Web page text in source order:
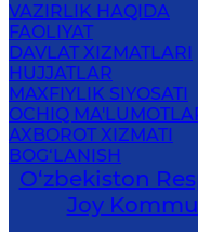
VAZIRLIK HAQIDA
FAOLIYAT
DAVLAT XIZMATLARI
HUJJATLAR
MAXFIYLIK SIYOSATI
OCHIQ
AXBOROT XIZMATI
BOG‘LANISH
O‘zbekiston
Joy